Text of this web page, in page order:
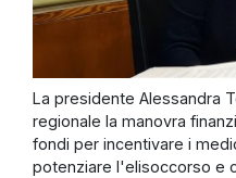
La presidente Alessandra
regionale la manovra
fondi per incentivare i
potenziare l'elisoccorso e